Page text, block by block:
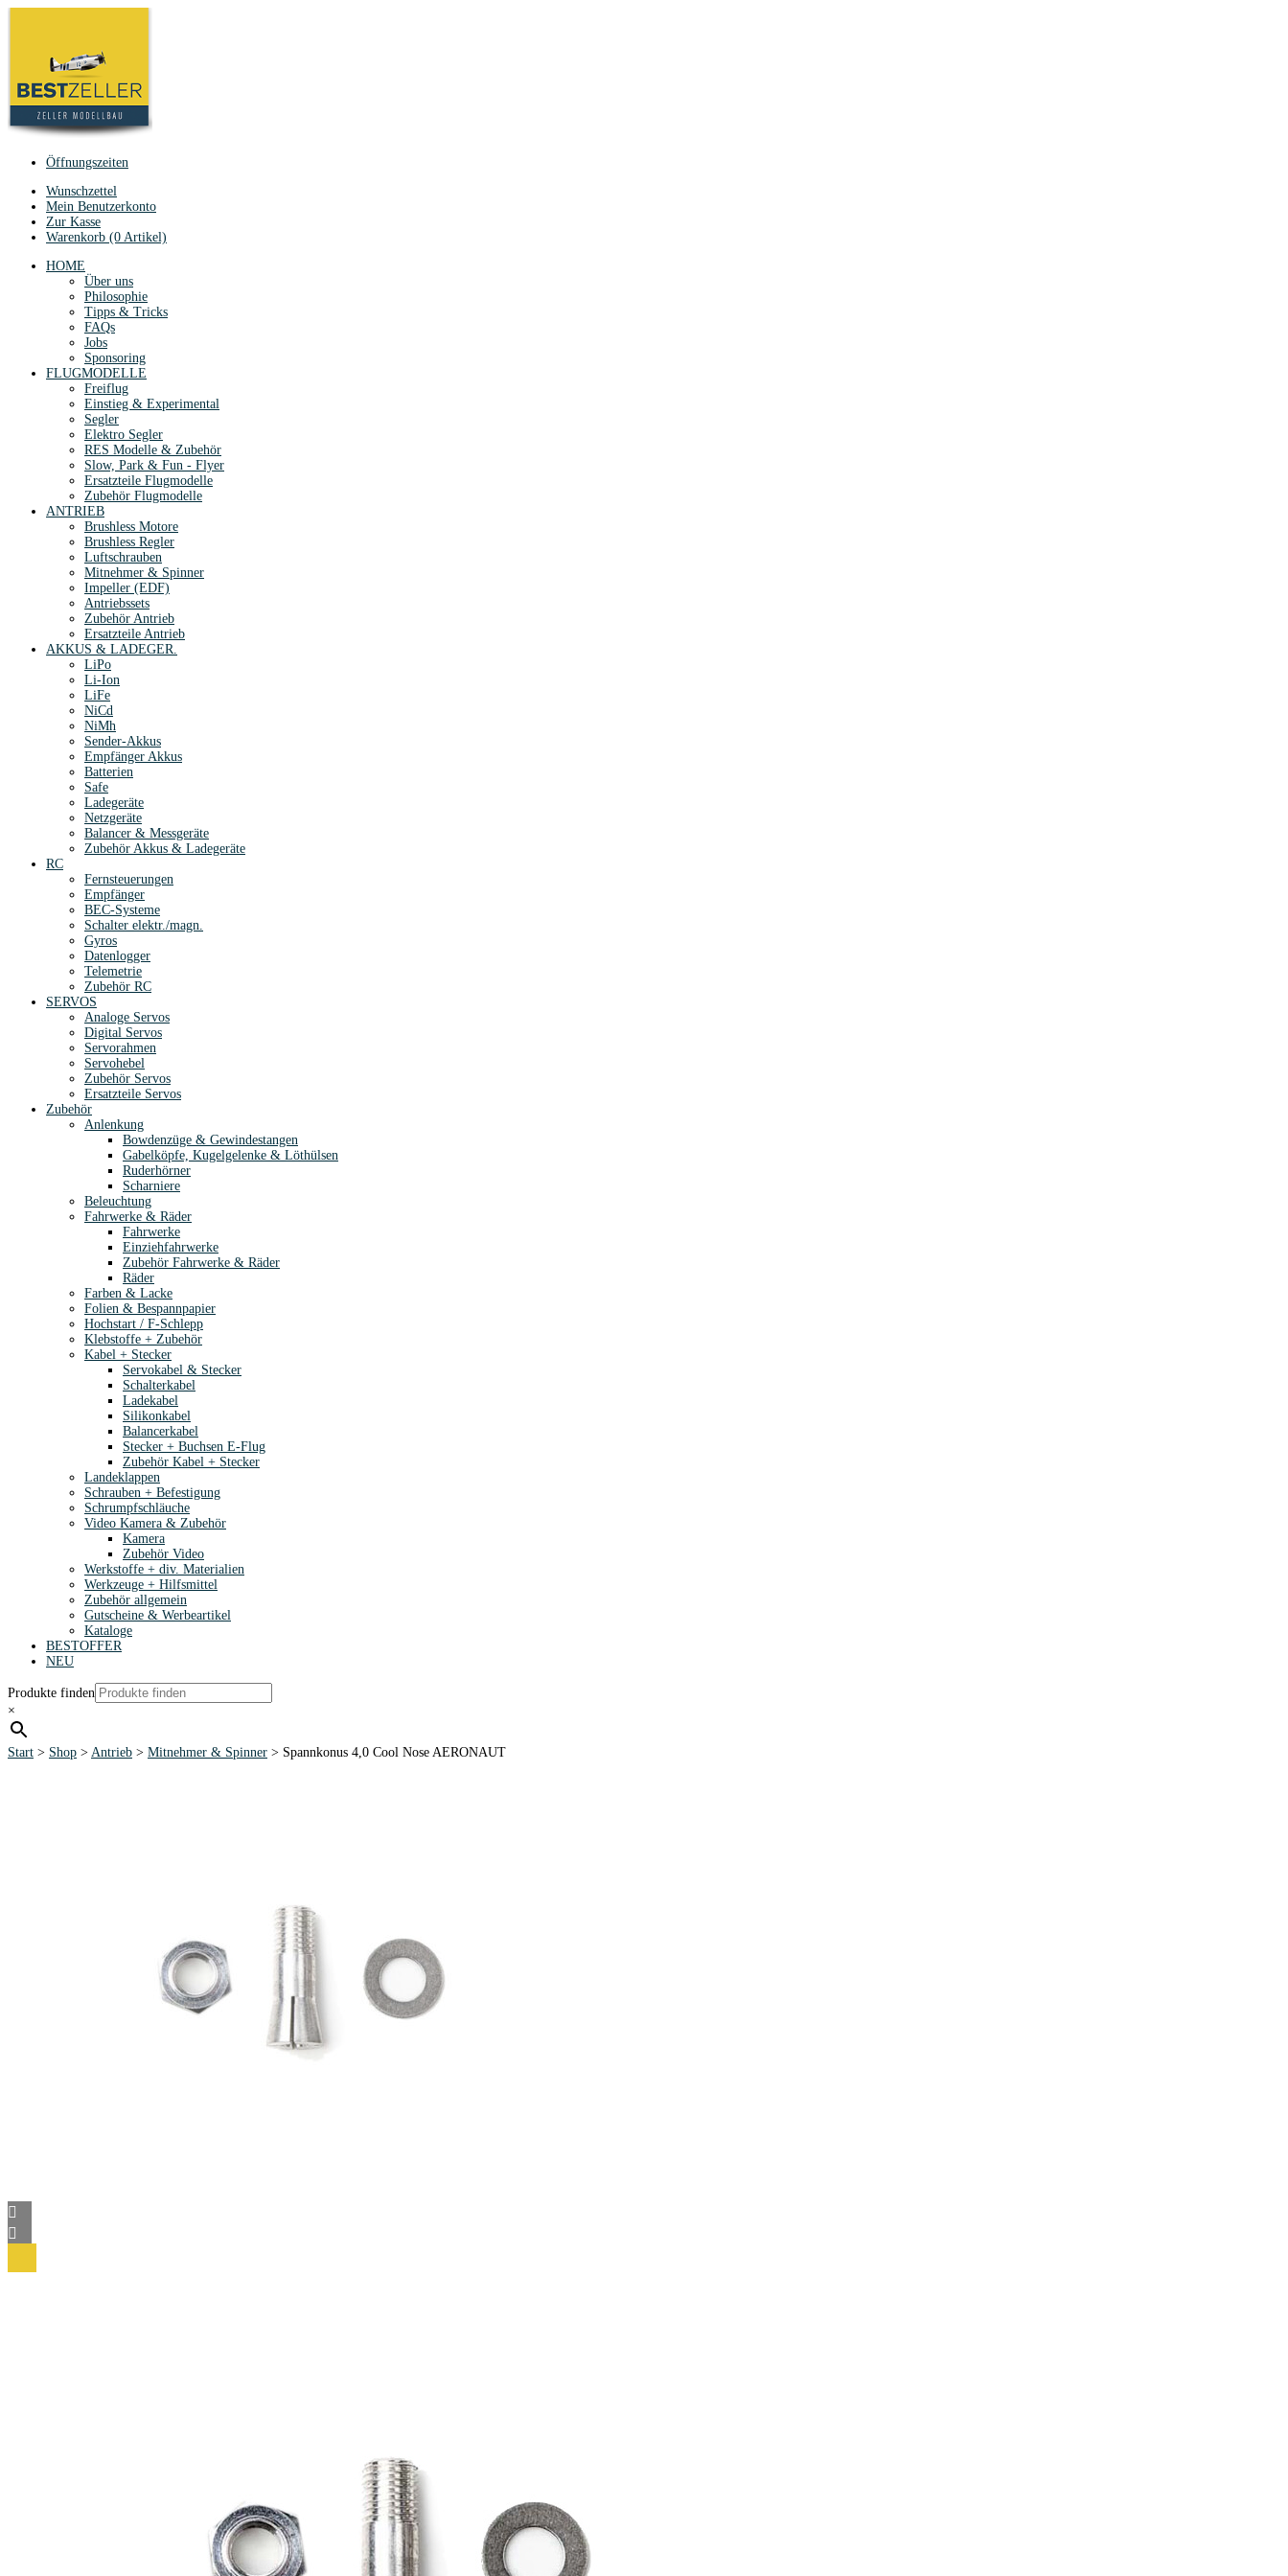
Öffnungszeiten
Wunschzettel
Mein Benutzerkonto
Zur Kasse
Warenkorb (0 Artikel)
HOME
Über uns
Philosophie
Tipps & Tricks
FAQs
Jobs
Sponsoring
FLUGMODELLE
Freiflug
Einstieg & Experimental
Segler
Elektro Segler
RES Modelle & Zubehör
Slow, Park & Fun - Flyer
Ersatzteile Flugmodelle
Zubehör Flugmodelle
ANTRIEB
Brushless Motore
Brushless Regler
Luftschrauben
Mitnehmer & Spinner
Impeller (EDF)
Antriebssets
Zubehör Antrieb
Ersatzteile Antrieb
AKKUS & LADEGER.
LiPo
Li-Ion
LiFe
NiCd
NiMh
Sender-Akkus
Empfänger Akkus
Batterien
Safe
Ladegeräte
Netzgeräte
Balancer & Messgeräte
Zubehör Akkus & Ladegeräte
RC
Fernsteuerungen
Empfänger
BEC-Systeme
Schalter elektr./magn.
Gyros
Datenlogger
Telemetrie
Zubehör RC
SERVOS
Analoge Servos
Digital Servos
Servorahmen
Servohebel
Zubehör Servos
Ersatzteile Servos
Zubehör
Anlenkung
Bowdenzüge & Gewindestangen
Gabelköpfe, Kugelgelenke & Löthülsen
Ruderhörner
Scharniere
Beleuchtung
Fahrwerke & Räder
Fahrwerke
Einziehfahrwerke
Zubehör Fahrwerke & Räder
Räder
Farben & Lacke
Folien & Bespannpapier
Hochstart / F-Schlepp
Klebstoffe + Zubehör
Kabel + Stecker
Servokabel & Stecker
Schalterkabel
Ladekabel
Silikonkabel
Balancerkabel
Stecker + Buchsen E-Flug
Zubehör Kabel + Stecker
Landeklappen
Schrauben + Befestigung
Schrumpfschläuche
Video Kamera & Zubehör
Kamera
Zubehör Video
Werkstoffe + div. Materialien
Werkzeuge + Hilfsmittel
Zubehör allgemein
Gutscheine & Werbeartikel
Kataloge
BESTOFFER
NEU
Produkte finden
×
Start > Shop > Antrieb > Mitnehmer & Spinner > Spannkonus 4,0 Cool Nose AERONAUT